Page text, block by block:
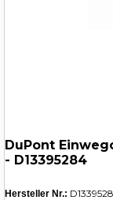
DuPont
- D13395284
Hersteller Nr.: